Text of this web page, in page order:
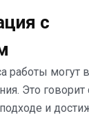
с
работы могут
Это говорит
и